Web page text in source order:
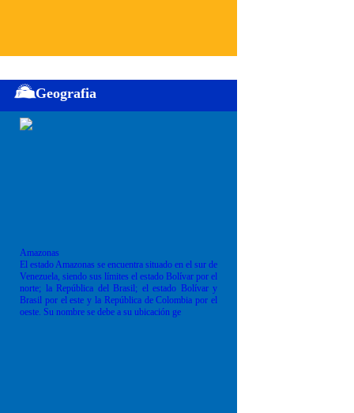
Geografia
Amazonas
El estado Amazonas se encuentra situado en el sur de
Venezuela, siendo sus límites el estado Bolívar por el
norte; la República del Brasil; el estado Bolívar y
Brasil por el este y la República de Colombia por el
oeste. Su nombre se debe a su ubicación ge